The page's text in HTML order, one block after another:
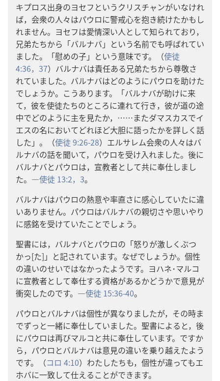
キプロス出身のヨセフというクリスチャンがいなけれ
ば，会衆の人々はパウロに警戒心を抱き続けたかもし
れません。ヨセフは愛情深い人として知られており，
兄弟たちから「バルナバ」という名前でも呼ばれてい
ました。「慰めの子」という意味です。（使徒
4:36，37）バルナバは責任ある兄弟たちから尊敬さ
れていました。バルナバはどのようにパウロを助けた
でしょうか。こうあります。「バルナバが助けに来
て，彼を使徒たちのところに連れて行き，彼が道の途
中でどのように主を見たか，……またダマスカスでイ
エスの名においてどれほど大胆に語ったかを詳しく話
した」。（使徒 9:26-28）エルサレム会衆の人々はバ
ルナバの話を聞いて，パウロを受け入れました。後に
バルナバとパウロは，宣教者として共に奉仕しまし
た。―使徒 13:2，3。
バルナバはパウロの熱意や率直さに感心していたに違
いありません。パウロはバルナバの親切さや思いやり
に感銘を受けていたことでしょう。
聖書には，バルナバとパウロの「怒りが激しくぶつ
かっ[た]」と記されています。なぜでしょうか。個性
の違いのせいではなかったようです。ヨハネ･マルコ
に宣教者として奉仕する資格があるかどうかで意見が
衝突したのです。―使徒 15:36-40。
パウロとバルナバは個性が異なりましたが，その時ま
でずっと一緒に奉仕していました。聖書によると，後
にパウロは再びマルコと共に奉仕しています。ですか
ら，パウロとバルナバは意見の違いを乗り越えたよう
です。（コロ 4:10）わたしたちも，個性が違ってもエ
ホバに一致して仕えることができます。